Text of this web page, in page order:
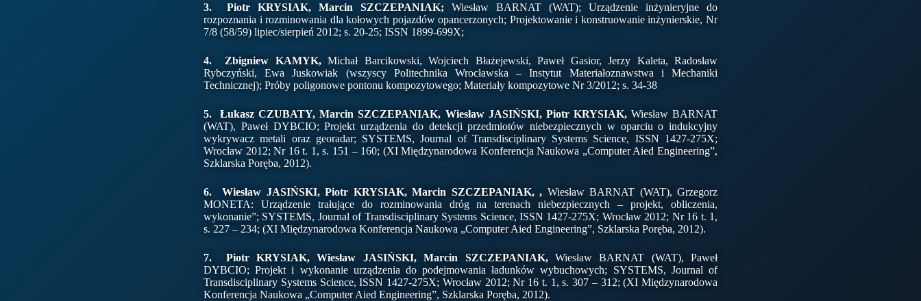
3. Piotr KRYSIAK, Marcin SZCZEPANIAK; Wiesław BARNAT (WAT); Urządzenie inżynieryjne do
rozpoznania i rozminowania dla kołowych pojazdów opancerzonych; Projektowanie i konstruowanie inżynierskie, Nr
7/8 (58/59) lipiec/sierpień 2012; s. 20-25; ISSN 1899-699X;
4. Zbigniew KAMYK, Michał Barcikowski, Wojciech Błażejewski, Paweł Gasior, Jerzy Kaleta, Radosław
Rybczyński, Ewa Juskowiak (wszyscy Politechnika Wrocławska – Instytut Materiałoznawstwa i Mechaniki
Technicznej); Próby poligonowe pontonu kompozytowego; Materiały kompozytowe Nr 3/2012; s. 34-38
5. Łukasz CZUBATY, Marcin SZCZEPANIAK, Wiesław JASIŃSKI, Piotr KRYSIAK, Wiesław BARNAT
(WAT), Paweł DYBCIO; Projekt urządzenia do detekcji przedmiotów niebezpiecznych w oparciu o indukcyjny
wykrywacz metali oraz georadar; SYSTEMS, Journal of Transdisciplinary Systems Science, ISSN 1427-275X;
Wrocław 2012; Nr 16 t. 1, s. 151 – 160; (XI Międzynarodowa Konferencja Naukowa „Computer Aied Engineering”,
Szklarska Poręba, 2012).
6. Wiesław JASIŃSKI, Piotr KRYSIAK, Marcin SZCZEPANIAK, , Wiesław BARNAT (WAT), Grzegorz
MONETA: Urządzenie trałujące do rozminowania dróg na terenach niebezpiecznych – projekt, obliczenia,
wykonanie”; SYSTEMS, Journal of Transdisciplinary Systems Science, ISSN 1427-275X; Wrocław 2012; Nr 16 t. 1,
s. 227 – 234; (XI Międzynarodowa Konferencja Naukowa „Computer Aied Engineering”, Szklarska Poręba, 2012).
7. Piotr KRYSIAK, Wiesław JASIŃSKI, Marcin SZCZEPANIAK, Wiesław BARNAT (WAT), Paweł
DYBCIO; Projekt i wykonanie urządzenia do podejmowania ładunków wybuchowych; SYSTEMS, Journal of
Transdisciplinary Systems Science, ISSN 1427-275X; Wrocław 2012; Nr 16 t. 1, s. 307 – 312; (XI Międzynarodowa
Konferencja Naukowa „Computer Aied Engineering”, Szklarska Poręba, 2012).